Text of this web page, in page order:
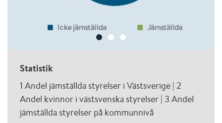
Statistik
1 Andel jämställda styrelser i Västsverige | 2
Andel kvinnor i västsvenska styrelser | 3 Andel
jämställda styrelser på kommunnivå